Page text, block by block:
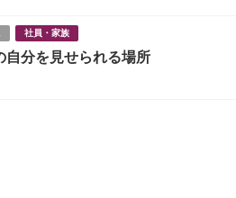
社員・家族
自分を見せられる場所